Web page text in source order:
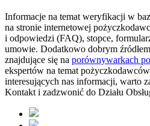
Informacje na temat weryfikacji w
na stronie internetowej
i odpowiedzi (FAQ), stopce,
umowie. Dodatkowo dobrym
znajdujące się na porównywarkach
ekspertów na temat
interesujących nas informacji, warto
Kontakt i zadzwonić do Działu